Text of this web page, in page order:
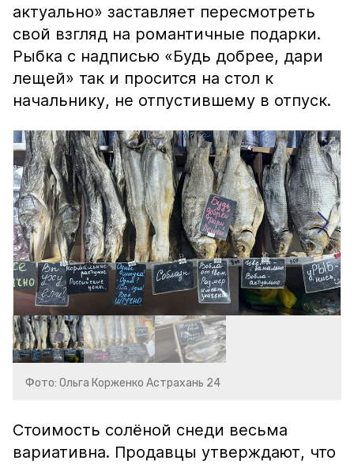
актуально» заставляет пересмотреть
свой взгляд на романтичные подарки.
Рыбка с надписью «Будь добрее, дари
лещей» так и просится на стол к
начальнику, не отпустившему в отпуск.
Фото: Ольга Корженко Астрахань 24
Стоимость солёной снеди весьма
вариативна. Продавцы утверждают, что